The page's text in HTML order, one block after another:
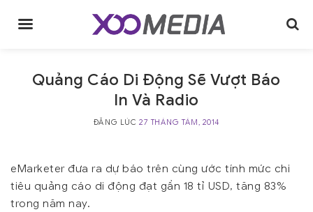
Quảng Cáo Di Động Sẽ Vượt Báo
In Và Radio
ĐĂNG LÚC 27 THÁNG TÁM, 2014
eMarketer đưa ra dự báo trên cùng ước tính mức chi
tiêu quảng cáo di động đạt gần 18 tỉ USD, tăng 83%
trong năm nay.